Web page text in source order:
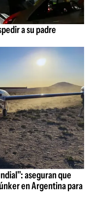
a su padre
aseguran que
en Argentina para